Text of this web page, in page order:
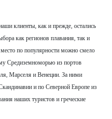
клиенты, как и прежде, остались
как регионов плавания, так и
по популярности можно смело
Средиземноморью из портов
Марселя и Венеции. За ними
и по Северной Европе из
наших туристов и греческие